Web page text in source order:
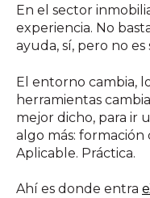
En el sector
experiencia. No
ayuda, sí, pero no es
El entorno cambia,
herramientas
mejor dicho, para ir
algo más:
Aplicable. Práctica.
Ahí es donde entra